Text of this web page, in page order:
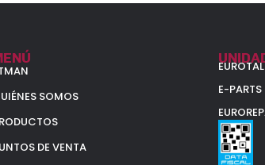
SOMOS
DE VENTA
E-PARTS